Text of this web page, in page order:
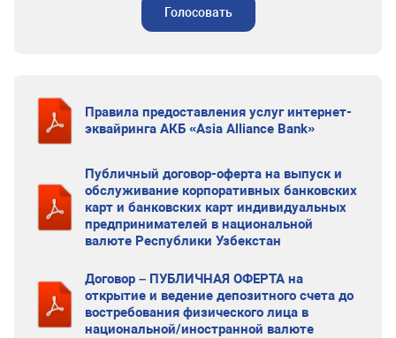
Голосовать
Правила предоставления услуг интернет-
эквайринга АКБ «Asia Alliance Bank»
Публичный договор-оферта на выпуск и
обслуживание корпоративных банковских
карт и банковских карт индивидуальных
предпринимателей в национальной
валюте Республики Узбекстан
Договор – ПУБЛИЧНАЯ ОФЕРТА на
открытие и ведение депозитного счета до
востребования физического лица в
национальной/иностранной валюте